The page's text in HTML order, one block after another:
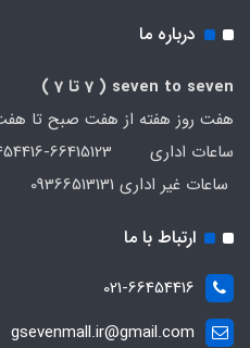
درباره ما
seven to seven ( 7 تا 7 )
هفت روز هفته از هفت صبح تا
ساعات اداری 66415123-66454416-021
ساعات غیر اداری 09366513131
ارتباط با ما
021-66454416
gsevenmall.ir@gmail.com